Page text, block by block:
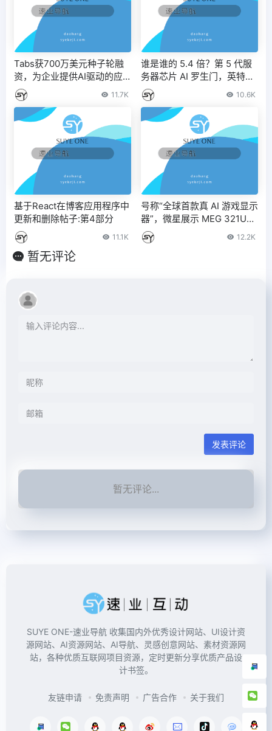
Tabs获700万美元种子轮融
资，为企业提供AI驱动的应
收账款管理平台
11.7K
谁是谁的 5.4 倍？第 5 代服
务器芯片 AI 罗生门，英特
尔、AMD 各执一词
10.6K
基于React在博客应用程序中
更新和删除帖子:第4部分
11.1K
号称“全球首款真 AI 游戏显示
器”，微星展示 MEG 321UR
X：自带游戏“外挂”
12.2K
暂无评论
发表评论
暂无评论...
SUYE ONE-速业导航 收集国内外优秀设计网站、UI设计资
源网站、AI资源网站、AI导航、灵感创意网站、素材资源网
站，各种优质互联网项目资源，定时更新分享优质产品设
计书签。
友链申请 免责声明 广告合作 关于我们